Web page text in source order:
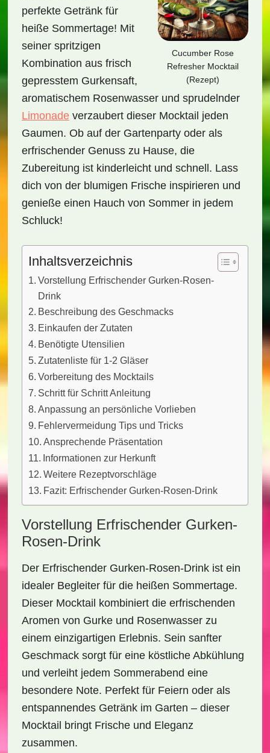
Cucumber Rose
Refresher Mocktail
(Rezept)
perfekte Getränk für
heiße Sommertage! Mit
seiner spritzigen
Kombination aus frisch
gepresstem Gurkensaft,
aromatischem Rosenwasser und sprudelnder
Limonadeverzaubert dieser Mocktail jeden
Gaumen. Ob auf der Gartenparty oder als
erfrischender Genuss zu Hause, die
Zubereitung ist kinderleicht und schnell. Lass
dich von der blumigen Frische inspirieren und
genieße einen Hauch von Sommer in jedem
Schluck!
Inhaltsverzeichnis
Vorstellung Erfrischender Gurken-Rosen-
Drink
Beschreibung des Geschmacks
Einkaufen der Zutaten
Benötigte Utensilien
Zutatenliste für 1-2 Gläser
Vorbereitung des Mocktails
Schritt für Schritt Anleitung
Anpassung an persönliche Vorlieben
Fehlervermeidung Tips und Tricks
Ansprechende Präsentation
Informationen zur Herkunft
Weitere Rezeptvorschläge
Fazit: Erfrischender Gurken-Rosen-Drink
Vorstellung Erfrischender Gurken-
Rosen-Drink
Der Erfrischender Gurken-Rosen-Drinkist ein
idealer Begleiter für die heißen Sommertage.
Dieser Mocktail kombiniert die erfrischenden
Aromen von Gurkeund Rosenwasserzu
einem einzigartigen Erlebnis. Sein sanfter
Geschmack sorgt für eine köstliche Abkühlung
und verleiht jedem Sommerabend eine
besondere Note. Perfekt für Feiern oder als
entspannendes Getränk im Garten – dieser
Mocktail bringt Frische und Eleganz
zusammen.